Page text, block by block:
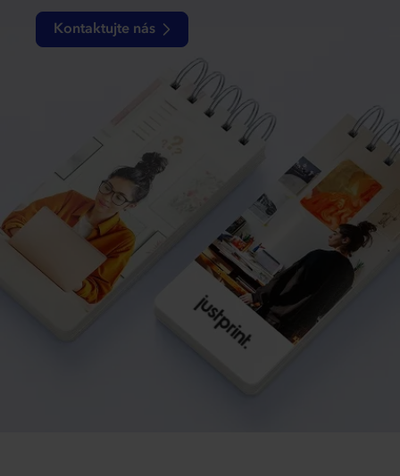
Kontaktujte nás